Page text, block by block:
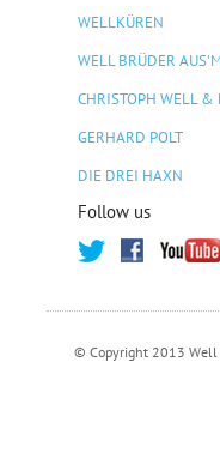
WELLKÜREN
WELL BRÜDER
CHRISTOPH WELL &
GERHARD POLT
DIE DREI HAXN
Follow us
© Copyright 2013 Well